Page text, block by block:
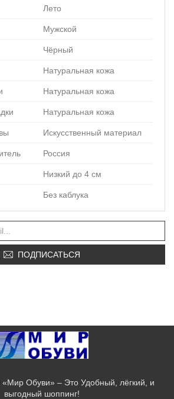
Лето
Мужской
Чёрный
Натуральная кожа
Натуральная кожа
Натуральная кожа
Искусственный материал
Россия
Низкий до 4 см
Без каблука
ПОДПИСАТЬСЯ
«Мир Обуви» – Это Удобный, лёгкий, и
выгодный шоппинг!